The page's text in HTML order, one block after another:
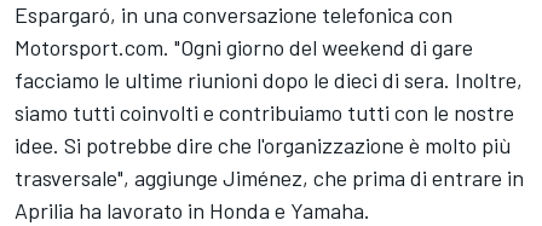
Espargaró, in una conversazione telefonica con
Motorsport.com. "Ogni giorno del weekend di gare
facciamo le ultime riunioni dopo le dieci di sera. Inoltre,
siamo tutti coinvolti e contribuiamo tutti con le nostre
idee. Si potrebbe dire che l'organizzazione è molto più
trasversale", aggiunge Jiménez, che prima di entrare in
Aprilia ha lavorato in Honda e Yamaha.